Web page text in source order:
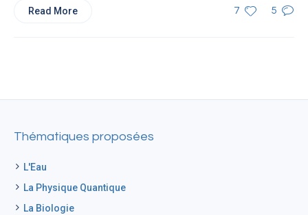
7 5
Read More
Thématiques proposées
L'Eau
La Physique Quantique
La Biologie